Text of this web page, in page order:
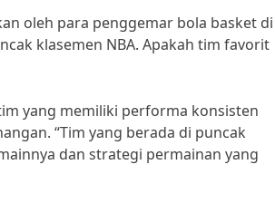
oleh para penggemar bola basket di
klasemen NBA. Apakah tim favorit
yang memiliki performa konsisten
“Tim yang berada di puncak
dan strategi permainan yang